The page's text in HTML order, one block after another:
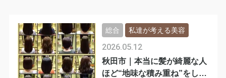
秋田市｜本当に髪が綺麗な人
ほど“地味な積み重ね”をして
2026.05.12
総合 私達が考える美容